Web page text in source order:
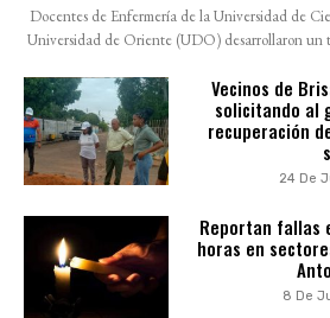
Docentes de Enfermería de la Universidad de
Universidad de Oriente (UDO) desarrollaron un
Vecinos de
solicitando al
recuperación
24 De
Reportan fallas
horas en
8 De